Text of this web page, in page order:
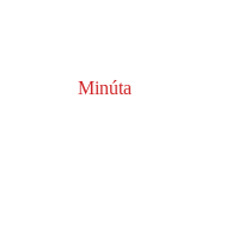
Minúta